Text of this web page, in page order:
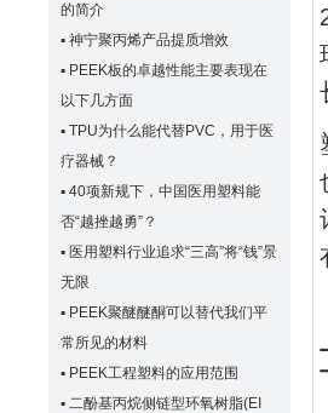
的简介
▪ 神宁聚丙烯产品提质增效
▪ PEEK板的卓越性能主要表现在
以下几方面
▪ TPU为什么能代替PVC，用于医
疗器械？
▪ 40项新规下，中国医用塑料能
否“越挫越勇”？
▪ 医用塑料行业追求“三高”将“钱”景
无限
▪ PEEK聚醚醚酮可以替代我们平
常所见的材料
▪ PEEK工程塑料的应用范围
▪ 二酚基丙烷侧链型环氧树脂(EI